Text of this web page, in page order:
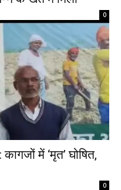
0
में ‘मृत’ घोषित,
0